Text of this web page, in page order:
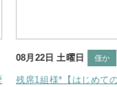
×空の絶景チ
08月23
残席2